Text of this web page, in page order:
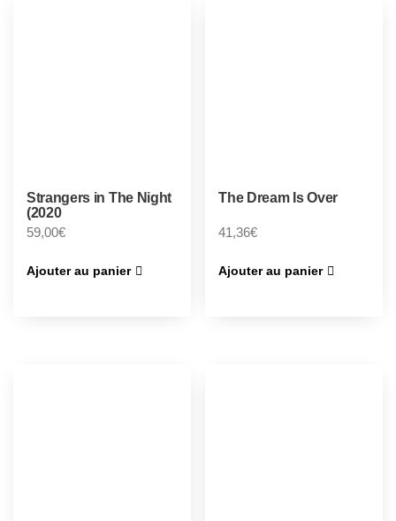
Strangers in The Night
(2020
59,00€
Ajouter au panier
The Dream Is Over
41,36€
Ajouter au panier